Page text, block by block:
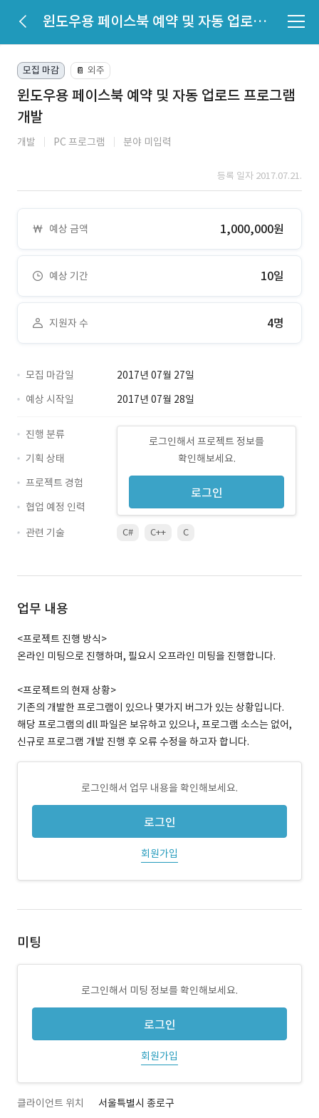
윈도우용 페이스북 예약 및 자동 업로드 프로그램 개발
모집 마감 📔 외주
윈도우용 페이스북 예약 및 자동 업로드 프로그램
개발
개발 PC 프로그램 분야 미입력
등록 일자 2017.07.21.
예상 금액 1,000,000원
예상 기간 10일
지원자 수 4명
모집 마감일
2017년 07월 27일
예상 시작일
2017년 07월 28일
로그인해서 프로젝트 정보를
확인해보세요.
로그인
진행 분류
기획 상태
프로젝트 경험
협업 예정 인력
관련 기술
C# C++ C
업무 내용
<프로젝트 진행 방식>
온라인 미팅으로 진행하며, 필요시 오프라인 미팅을 진행합니다.
<프로젝트의 현재 상황>
기존의 개발한 프로그램이 있으나 몇가지 버그가 있는 상황입니다.
해당 프로그램의 dll 파일은 보유하고 있으나, 프로그램 소스는 없어,
신규로 프로그램 개발 진행 후 오류 수정을 하고자 합니다.
로그인해서 업무 내용을 확인해보세요.
로그인
회원가입
미팅
로그인해서 미팅 정보를 확인해보세요.
로그인
회원가입
클라이언트 위치 서울특별시 종로구